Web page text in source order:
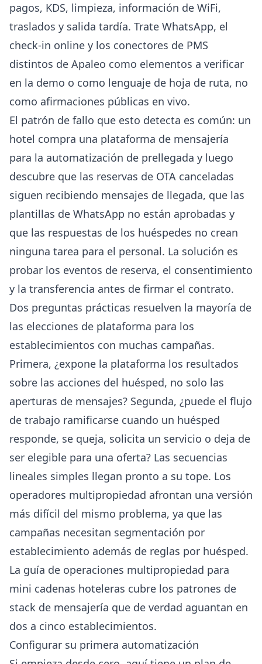
pagos, KDS, limpieza, información de WiFi,
traslados y salida tardía. Trate WhatsApp, el
check-in online y los conectores de PMS
distintos de Apaleo como elementos a verificar
en la demo o como lenguaje de hoja de ruta, no
como afirmaciones públicas en vivo.
El patrón de fallo que esto detecta es común: un
hotel compra una plataforma de mensajería
para la automatización de prellegada y luego
descubre que las reservas de OTA canceladas
siguen recibiendo mensajes de llegada, que las
plantillas de WhatsApp no están aprobadas y
que las respuestas de los huéspedes no crean
ninguna tarea para el personal. La solución es
probar los eventos de reserva, el consentimiento
y la transferencia antes de firmar el contrato.
Dos preguntas prácticas resuelven la mayoría de
las elecciones de plataforma para los
establecimientos con muchas campañas.
Primera, ¿expone la plataforma los resultados
sobre las acciones del huésped, no solo las
aperturas de mensajes? Segunda, ¿puede el flujo
de trabajo ramificarse cuando un huésped
responde, se queja, solicita un servicio o deja de
ser elegible para una oferta? Las secuencias
lineales simples llegan pronto a su tope. Los
operadores multipropiedad afrontan una versión
más difícil del mismo problema, ya que las
campañas necesitan segmentación por
establecimiento además de reglas por huésped.
La guía de operaciones multipropiedad para
mini cadenas hoteleras cubre los patrones de
stack de mensajería que de verdad aguantan en
dos a cinco establecimientos.
Configurar su primera automatización